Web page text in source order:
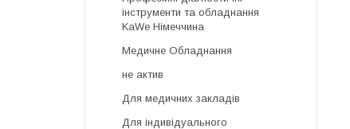
інструменти та обладнання
KaWe Німеччина
Медичне Обладнання
не актив
Для медичних закладів
Для індивідуального